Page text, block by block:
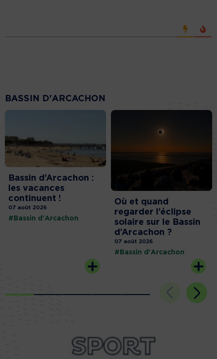
BASSIN D'ARCACHON
Bassin d’Arcachon :
les vacances
continuent !
07 août 2026
#Bassin d'Arcachon
Où et quand
regarder l’éclipse
solaire sur le Bassin
d’Arcachon ?
07 août 2026
#Bassin d'Arcachon